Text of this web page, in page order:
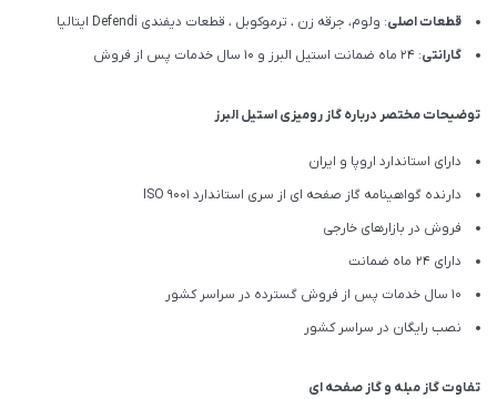
قطعات اصلی: ولوم، جرقه زن ، ترموکوبل ، قطعات دیفندی Defendi ایتالیا
گارانتی: 24 ماه ضمانت استیل البرز و 10 سال خدمات پس از فروش
توضیحات مختصر درباره گاز رومیزی استیل البرز
دارای استاندارد اروپا و ایران
دارنده گواهینامه گاز صفحه ای از سری استاندارد ISO 9001
فروش در بازارهای خارجی
دارای 24 ماه ضمانت
10 سال خدمات پس از فروش گسترده در سراسر کشور
نصب رایگان در سراسر کشور
تفاوت گاز مبله و گاز صفحه ای